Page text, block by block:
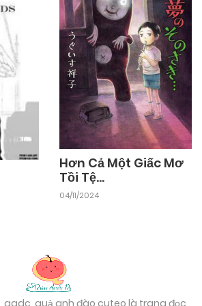
Hơn Cả Một Giấc Mơ
Tồi Tệ...
04/11/2024